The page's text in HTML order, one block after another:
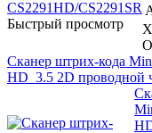
Быстрый просмотр
Сканер штрих-кода
HD_3.5 2D проводной